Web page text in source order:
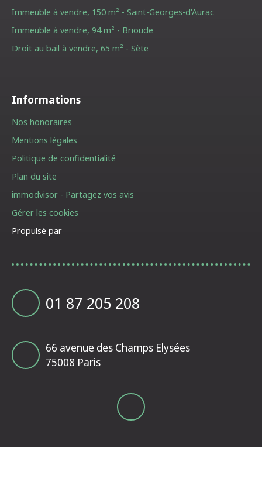
Immeuble à vendre, 150 m² - Saint-Georges-d'Aurac
Immeuble à vendre, 94 m² - Brioude
Droit au bail à vendre, 65 m² - Sète
Informations
Nos honoraires
Mentions légales
Politique de confidentialité
Plan du site
immodvisor - Partagez vos avis
Gérer les cookies
Propulsé par
01 87 205 208
66 avenue des Champs Elysées
75008 Paris